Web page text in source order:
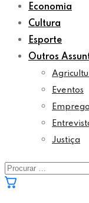
Economia
Cultura
Esporte
Outros
Eventos
Justiça